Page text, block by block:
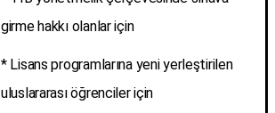
girme hakkı olanlar için
* Lisans programlarına yeni yerleştirilen
uluslararası öğrenciler için